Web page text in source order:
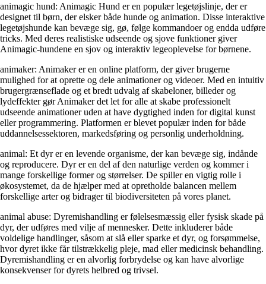
animagic hund: Animagic Hund er en populær legetøjslinje, der er
designet til børn, der elsker både hunde og animation. Disse interaktive
legetøjshunde kan bevæge sig, gø, følge kommandoer og endda udføre
tricks. Med deres realistiske udseende og sjove funktioner giver
Animagic-hundene en sjov og interaktiv legeoplevelse for børnene.
animaker: Animaker er en online platform, der giver brugerne
mulighed for at oprette og dele animationer og videoer. Med en intuitiv
brugergrænseflade og et bredt udvalg af skabeloner, billeder og
lydeffekter gør Animaker det let for alle at skabe professionelt
udseende animationer uden at have dygtighed inden for digital kunst
eller programmering. Platformen er blevet populær inden for både
uddannelsessektoren, markedsføring og personlig underholdning.
animal: Et dyr er en levende organisme, der kan bevæge sig, indånde
og reproducere. Dyr er en del af den naturlige verden og kommer i
mange forskellige former og størrelser. De spiller en vigtig rolle i
økosystemet, da de hjælper med at opretholde balancen mellem
forskellige arter og bidrager til biodiversiteten på vores planet.
animal abuse: Dyremishandling er følelsesmæssig eller fysisk skade på
dyr, der udføres med vilje af mennesker. Dette inkluderer både
voldelige handlinger, såsom at slå eller sparke et dyr, og forsømmelse,
hvor dyret ikke får tilstrækkelig pleje, mad eller medicinsk behandling.
Dyremishandling er en alvorlig forbrydelse og kan have alvorlige
konsekvenser for dyrets helbred og trivsel.